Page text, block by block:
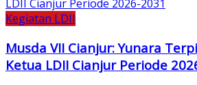
Kegiatan LDII
Musda VII Cianjur: Yunara
Ketua LDII Cianjur Periode